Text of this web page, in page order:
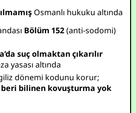
Osmanlı hukuku altında
Bölüm 152(anti-sodomi)
suç olmaktan çıkarılır
yasası altında
dönemi kodunu korur;
beri bilinen kovuşturma yok